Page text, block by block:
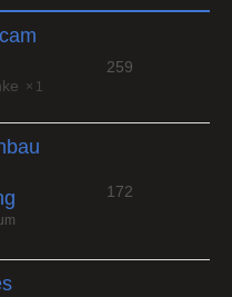
1
259
172